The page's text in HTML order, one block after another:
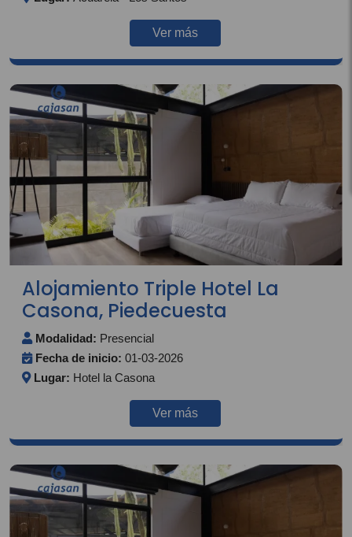
Ver más
Alojamiento Triple Hotel La
Casona, Piedecuesta
Modalidad: Presencial
Fecha de inicio: 01-03-2026
Lugar: Hotel la Casona
Ver más